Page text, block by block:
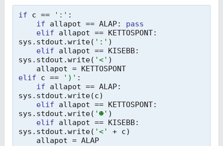
if c == ':' :
if
allapot == ALAP: pass
elif
allapot == KETTOSPONT:
sys.stdout.write( ':' )
elif
allapot == KISEBB:
sys.stdout.write( '<' )
allapot = KETTOSPONT
elif
c == ')' :
if
allapot == ALAP:
sys.stdout.write(c)
elif
allapot == KETTOSPONT:
sys.stdout.write( '☻' )
elif
allapot == KISEBB:
sys.stdout.write( '<'
+ c)
allapot = ALAP